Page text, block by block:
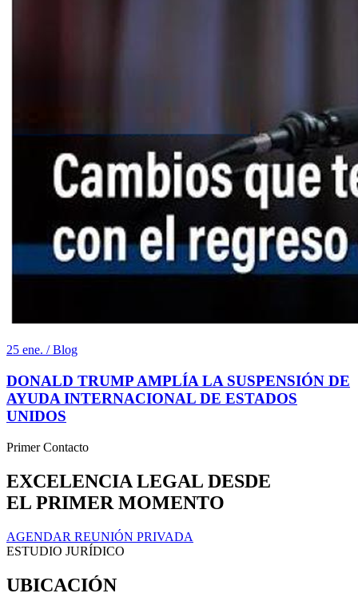
25 ene. / Blog
DONALD TRUMP AMPLÍA LA SUSPENSIÓN DE
AYUDA INTERNACIONAL DE ESTADOS
UNIDOS
Primer Contacto
EXCELENCIA LEGAL DESDE
EL PRIMER MOMENTO
AGENDAR REUNIÓN PRIVADA
ESTUDIO JURÍDICO
UBICACIÓN